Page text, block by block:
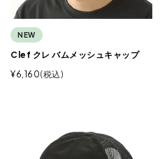
NEW
Clef クレ バムメッシュキャップ
¥6,160 税込